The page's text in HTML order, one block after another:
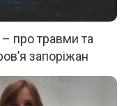
про травми та
запоріжан